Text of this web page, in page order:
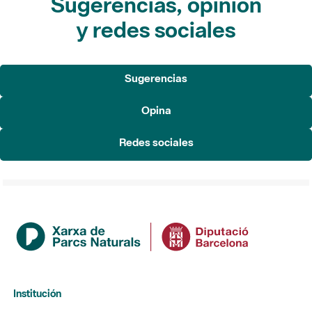
y redes sociales
Sugerencias
Opina
Redes sociales
Institución